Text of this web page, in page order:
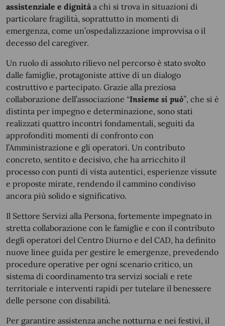
assistenziale e dignità a chi si trova in situazioni di
particolare fragilità, soprattutto in momenti di
emergenza, come un’ospedalizzazione improvvisa o il
decesso del caregiver.
Un ruolo di assoluto rilievo nel percorso è stato svolto
dalle famiglie, protagoniste attive di un dialogo
costruttivo e partecipato. Grazie alla preziosa
collaborazione dell’associazione “Insieme si può”, che si è
distinta per impegno e determinazione, sono stati
realizzati quattro incontri fondamentali, seguiti da
approfonditi momenti di confronto con
l’Amministrazione e gli operatori. Un contributo
concreto, sentito e decisivo, che ha arricchito il
processo con punti di vista autentici, esperienze vissute
e proposte mirate, rendendo il cammino condiviso
ancora più solido e significativo.
Il Settore Servizi alla Persona, fortemente impegnato in
stretta collaborazione con le famiglie e con il contributo
degli operatori del Centro Diurno e del CAD, ha definito
nuove linee guida per gestire le emergenze, prevedendo
procedure operative per ogni scenario critico, un
sistema di coordinamento tra servizi sociali e rete
territoriale e interventi rapidi per tutelare il benessere
delle persone con disabilità.
Per garantire assistenza anche notturna e nei festivi, il